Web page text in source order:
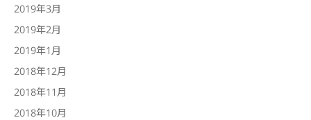
2019年3月
2019年2月
2019年1月
2018年12月
2018年11月
2018年10月